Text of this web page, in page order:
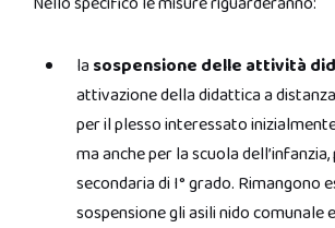
la sospensione delle attività
attivazione della didattica a
per il plesso interessato
ma anche per la scuola
secondaria di I° grado. Rimangono
sospensione gli asili nido comunale